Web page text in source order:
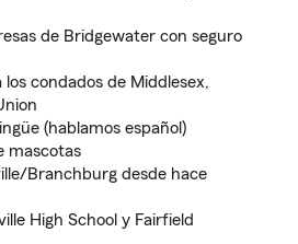
de Bridgewater con seguro
los condados de Middlesex,
(hablamos español)
mascotas
Branchburg desde hace
High School y Fairfield